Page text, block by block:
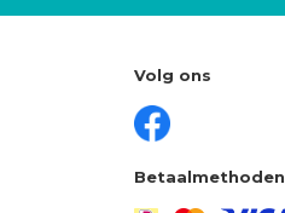
Volg ons
Betaalmethoden